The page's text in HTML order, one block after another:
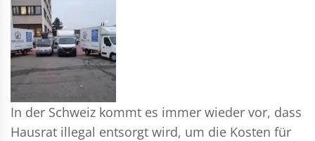
In der Schweiz kommt es immer wieder vor, dass
Hausrat illegal entsorgt wird, um die Kosten für